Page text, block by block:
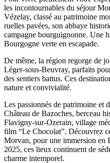
les incontournables du séjour
Vézelay, classé au patrimoine
ruelles pavées, son abbaye
campagne bourguignonne. Une
Bourgogne verte en escapade.
De même, la région regorge de
Léger-sous-Beuvray, parfaits
des sentiers battus. Ces
nature et convivialité.
Les passionnés de patrimoine et
Château de Bazoches, berceau
Flavigny-sur-Ozerain, village
film “Le Chocolat”. Découvrez
Morvan, pour une immersion en
2025, ces lieux continuent de
charme intemporel.